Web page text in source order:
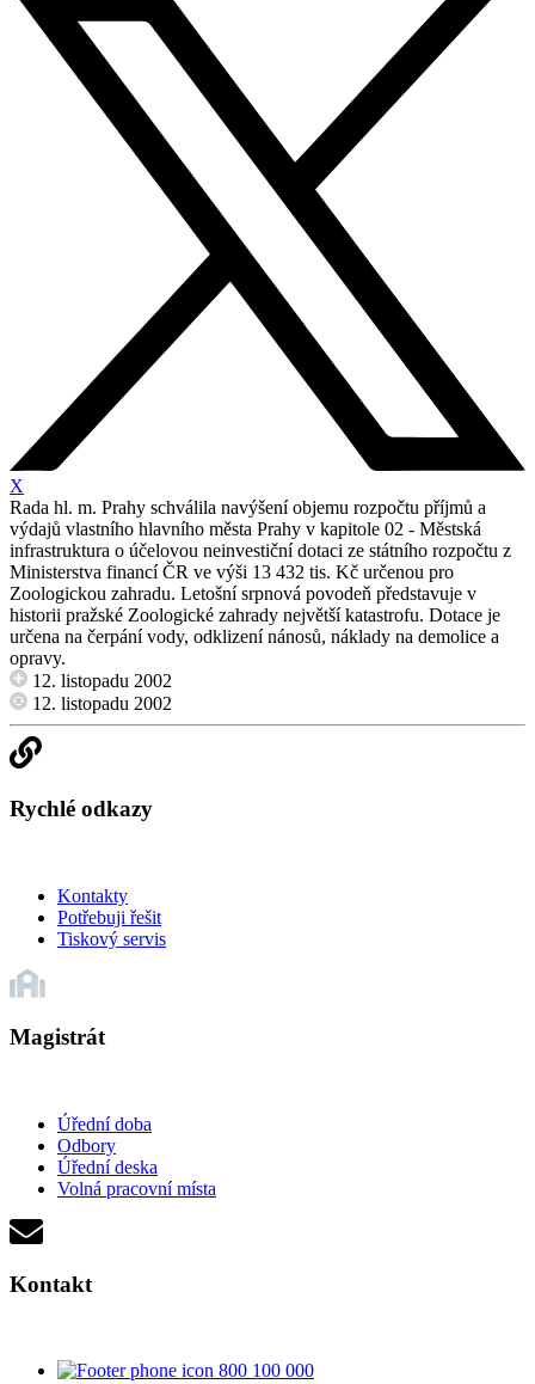
X
Rada hl. m. Prahy schválila navýšení objemu rozpočtu příjmů a
výdajů vlastního hlavního města Prahy v kapitole 02 - Městská
infrastruktura o účelovou neinvestiční dotaci ze státního rozpočtu z
Ministerstva financí ČR ve výši 13 432 tis. Kč určenou pro
Zoologickou zahradu. Letošní srpnová povodeň představuje v
historii pražské Zoologické zahrady největší katastrofu. Dotace je
určena na čerpání vody, odklizení nánosů, náklady na demolice a
opravy.
12. listopadu 2002
12. listopadu 2002
Rychlé odkazy
Kontakty
Potřebuji řešit
Tiskový servis
Magistrát
Úřední doba
Odbory
Úřední deska
Volná pracovní místa
Kontakt
800 100 000